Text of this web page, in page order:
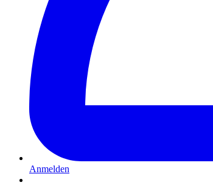
Anmelden